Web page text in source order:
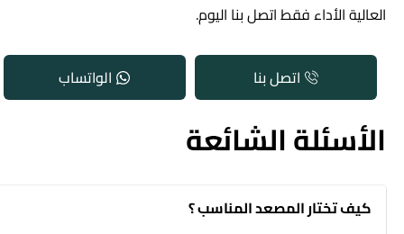
العالية الأداء فقط اتصل بنا اليوم.
اتصل بنا الواتساب
الأسئلة الشائعة
كيف تختار المصعد المناسب ؟